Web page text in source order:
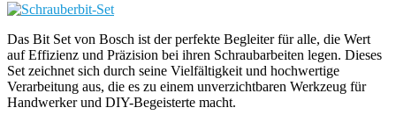
Das Bit Set von Bosch ist der perfekte Begleiter für alle, die Wert
auf Effizienz und Präzision bei ihren Schraubarbeiten legen. Dieses
Set zeichnet sich durch seine Vielfältigkeit und hochwertige
Verarbeitung aus, die es zu einem unverzichtbaren Werkzeug für
Handwerker und DIY-Begeisterte macht.